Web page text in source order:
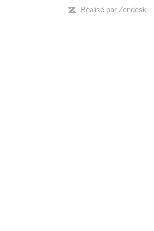
Réalisé par Zendesk